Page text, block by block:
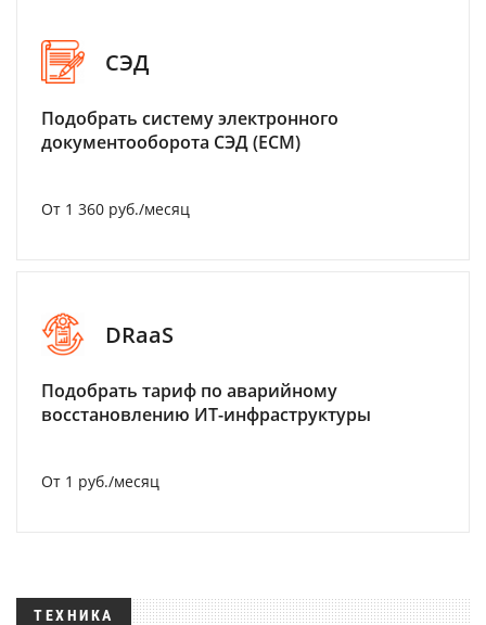
СЭД
Подобрать систему электронного
документооборота СЭД (ECM)
От 1 360 руб./месяц
DRaaS
Подобрать тариф по аварийному
восстановлению ИТ-инфраструктуры
От 1 руб./месяц
ТЕХНИКА